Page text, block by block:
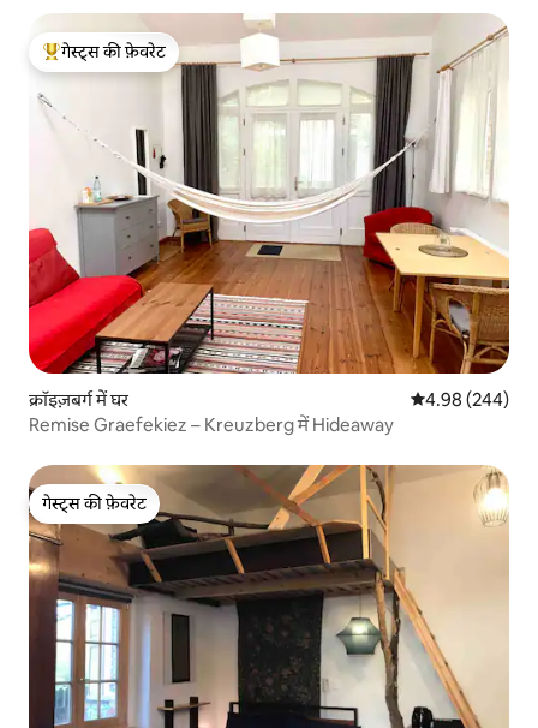
गेस्ट्स का टॉप फ़ेवरेट
गेस्ट्स की फ़ेवरेट
क्रॉइज़बर्ग में घर औसत रेटिंग 5 में से
4.98 (244)
Remise Graefekiez – Kreuzberg में Hideaway
गेस्ट्स की फ़ेवरेट
गेस्ट्स की फ़ेवरेट